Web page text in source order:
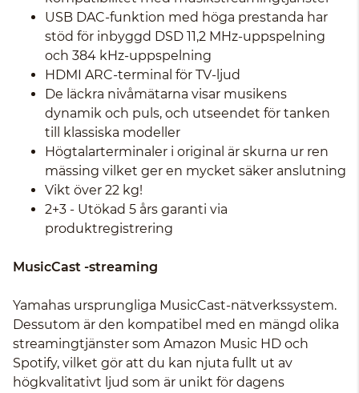
USB DAC-funktion med höga prestanda har
stöd för inbyggd DSD 11,2 MHz-uppspelning
och 384 kHz-uppspelning
HDMI ARC-terminal för TV-ljud
De läckra nivåmätarna visar musikens
dynamik och puls, och utseendet för tanken
till klassiska modeller
Högtalarterminaler i original är skurna ur ren
mässing vilket ger en mycket säker anslutning
Vikt över 22 kg!
2+3 - Utökad 5 års garanti via
produktregistrering
MusicCast -streaming
Yamahas ursprungliga MusicCast-nätverkssystem.
Dessutom är den kompatibel med en mängd olika
streamingtjänster som Amazon Music HD och
Spotify, vilket gör att du kan njuta fullt ut av
högkvalitativt ljud som är unikt för dagens